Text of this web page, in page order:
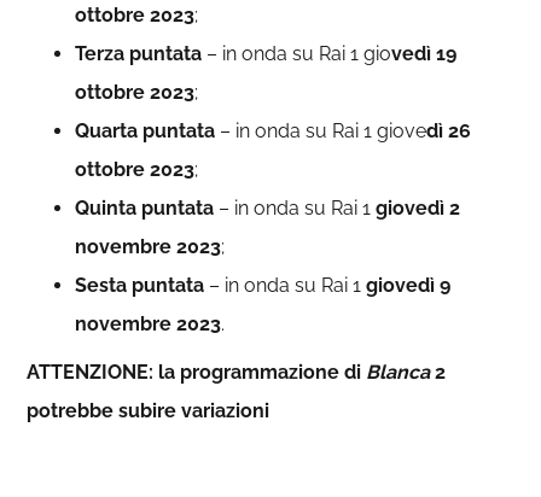
ottobre 2023;
Terza puntata – in onda su Rai 1 giovedì 19
ottobre 2023;
Quarta puntata – in onda su Rai 1 giovedì 26
ottobre 2023;
Quinta puntata – in onda su Rai 1giovedì 2
novembre 2023;
Sesta puntata – in onda su Rai 1giovedì 9
novembre 2023.
ATTENZIONE: la programmazione di Blanca2
potrebbe subire variazioni